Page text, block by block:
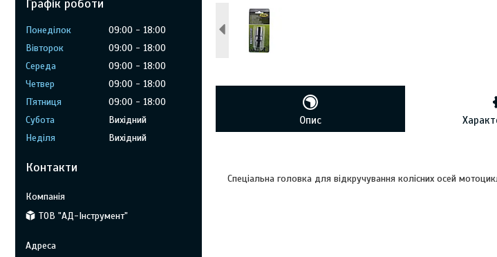
Опис
Спеціальна головка для відкручування колісних осей
Графік роботи
Понеділок 09:00
18:00
Вівторок
09:00
18:00
Середа
09:00
18:00
Четвер
09:00
18:00
Пʼятниця
09:00
18:00
Субота
Вихідний
Неділя
Вихідний
Контакти
ТОВ "АД-Інструмент"